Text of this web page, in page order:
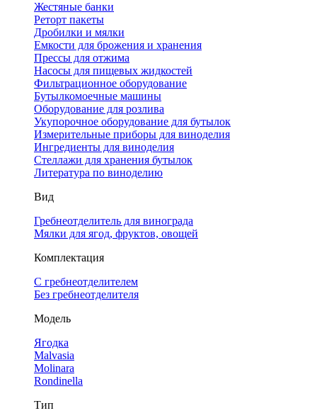
Жестяные банки
Реторт пакеты
Дробилки и мялки
Емкости для брожения и хранения
Прессы для отжима
Насосы для пищевых жидкостей
Фильтрационное оборудование
Бутылкомоечные машины
Оборудование для розлива
Укупорочное оборудование для бутылок
Измерительные приборы для виноделия
Ингредиенты для виноделия
Стеллажи для хранения бутылок
Литература по виноделию
Вид
Гребнеотделитель для винограда
Мялки для ягод, фруктов, овощей
Комплектация
С гребнеотделителем
Без гребнеотделителя
Модель
Ягодка
Malvasia
Molinara
Rondinella
Тип